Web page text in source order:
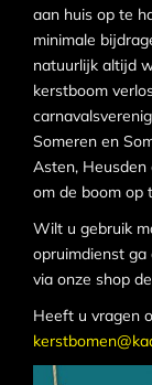
aan huis op te
minimale
natuurlijk altijd
kerstboom
Someren en
Asten,
om de boom op
Wilt u gebruik
opruimdienst ga
via onze shop
Heeft u vragen